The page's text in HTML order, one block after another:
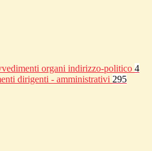
organi indirizzo-politico 4
dirigenti - amministrativi 295